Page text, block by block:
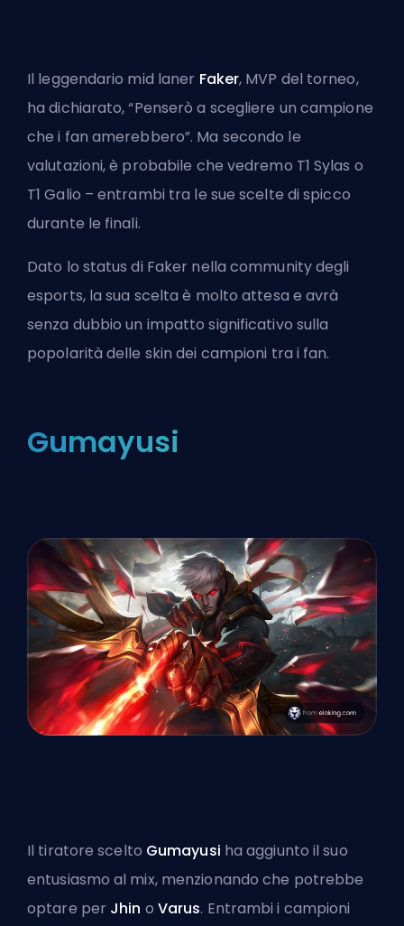
Il leggendario mid laner Faker, MVP del torneo,
ha dichiarato, “Penserò a scegliere un campione
che i fan amerebbero”. Ma secondo le
valutazioni, è probabile che vedremo T1 Sylas o
T1 Galio – entrambi tra le sue scelte di spicco
durante le finali.
Dato lo status di Faker nella community degli
esports, la sua scelta è molto attesa e avrà
senza dubbio un impatto significativo sulla
popolarità delle skin dei campioni tra i fan.
Gumayusi
Il tiratore scelto Gumayusi ha aggiunto il suo
entusiasmo al mix, menzionando che potrebbe
optare per Jhin o Varus. Entrambi i campioni